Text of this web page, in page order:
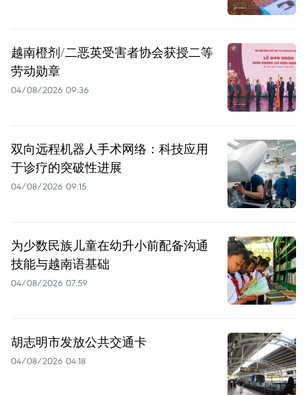
越南橙剂/二恶英受害者协会获授二等
劳动勋章
04/08/2026 09:36
双向远程机器人手术网络：科技应用
于诊疗的突破性进展
04/08/2026 09:15
为少数民族儿童在幼升小前配备沟通
技能与越南语基础
04/08/2026 07:59
胡志明市发放公共交通卡
04/08/2026 04:18